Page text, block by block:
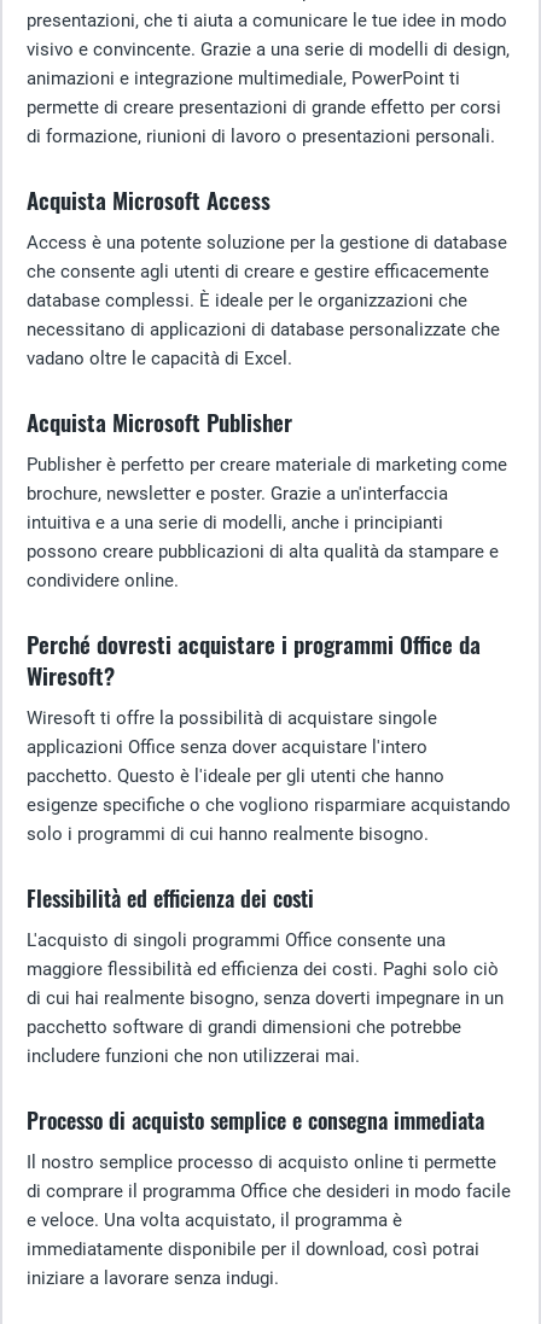
presentazioni, che ti aiuta a comunicare le tue idee in modo
visivo e convincente. Grazie a una serie di modelli di design,
animazioni e integrazione multimediale, PowerPoint ti
permette di creare presentazioni di grande effetto per corsi
di formazione, riunioni di lavoro o presentazioni personali.
Acquista Microsoft Access
Access è una potente soluzione per la gestione di database
che consente agli utenti di creare e gestire efficacemente
database complessi. È ideale per le organizzazioni che
necessitano di applicazioni di database personalizzate che
vadano oltre le capacità di Excel.
Acquista Microsoft Publisher
Publisher è perfetto per creare materiale di marketing come
brochure, newsletter e poster. Grazie a un'interfaccia
intuitiva e a una serie di modelli, anche i principianti
possono creare pubblicazioni di alta qualità da stampare e
condividere online.
Perché dovresti acquistare i programmi Office da
Wiresoft?
Wiresoft ti offre la possibilità di acquistare singole
applicazioni Office senza dover acquistare l'intero
pacchetto. Questo è l'ideale per gli utenti che hanno
esigenze specifiche o che vogliono risparmiare acquistando
solo i programmi di cui hanno realmente bisogno.
Flessibilità ed efficienza dei costi
L'acquisto di singoli programmi Office consente una
maggiore flessibilità ed efficienza dei costi. Paghi solo ciò
di cui hai realmente bisogno, senza doverti impegnare in un
pacchetto software di grandi dimensioni che potrebbe
includere funzioni che non utilizzerai mai.
Processo di acquisto semplice e consegna immediata
Il nostro semplice processo di acquisto online ti permette
di comprare il programma Office che desideri in modo facile
e veloce. Una volta acquistato, il programma è
immediatamente disponibile per il download, così potrai
iniziare a lavorare senza indugi.